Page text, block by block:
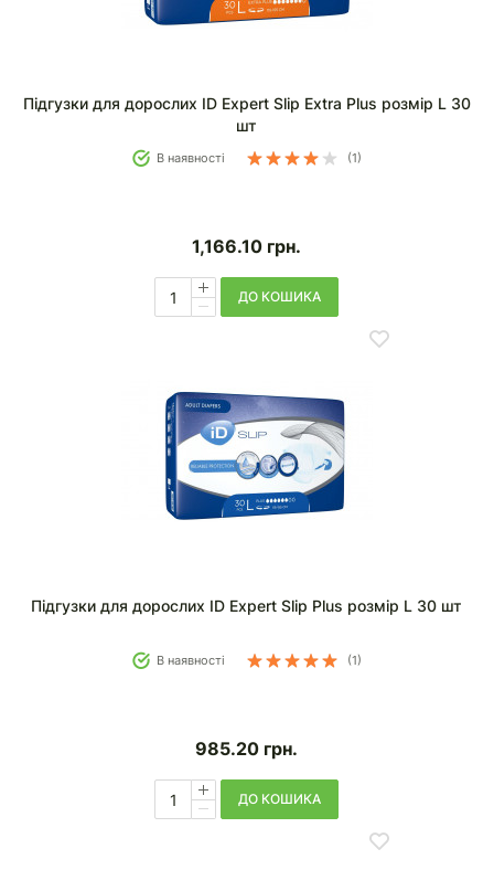
Підгузки для дорослих ID Expert Slip Extra Plus розмір L 30
шт
В наявності (1)
1,166.10 грн.
ДО КОШИКА
Підгузки для дорослих ID Expert Slip Plus розмір L 30 шт
В наявності (1)
985.20 грн.
ДО КОШИКА